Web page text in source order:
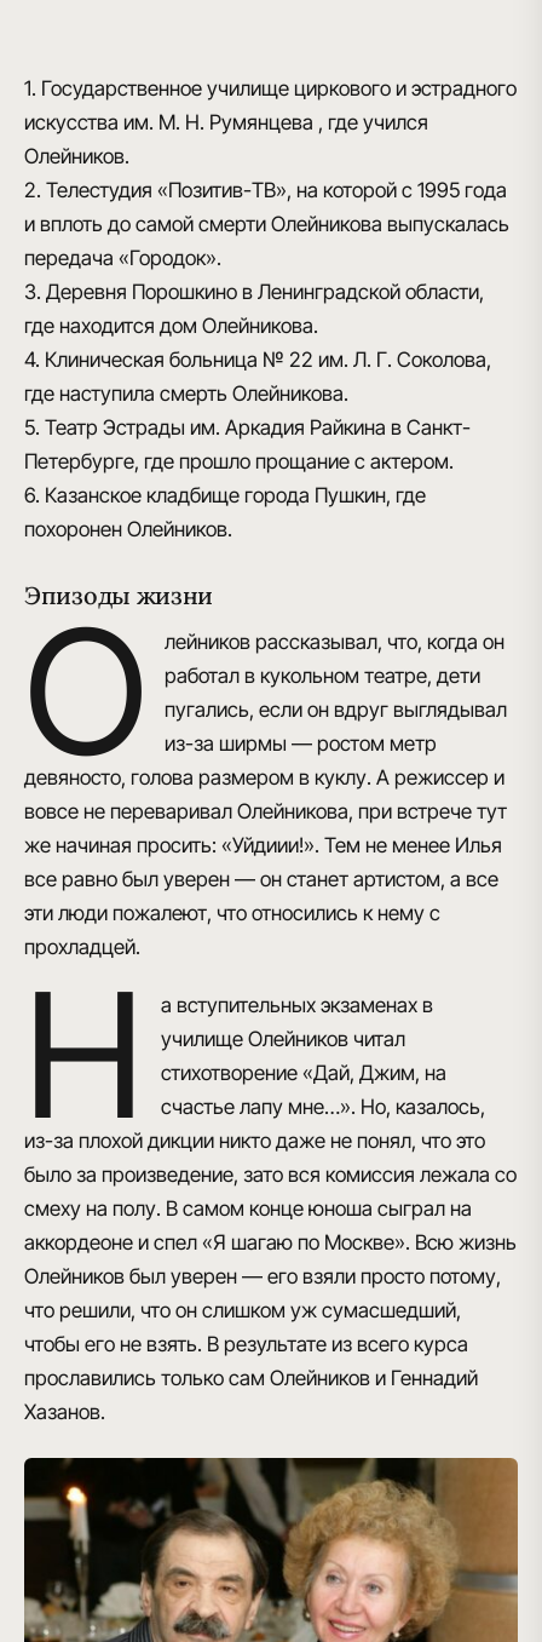
1. Государственное училище циркового и эстрадного
искусства им. М. Н. Румянцева , где учился
Олейников.
2. Телестудия «Позитив-ТВ», на которой с 1995 года
и вплоть до самой смерти Олейникова выпускалась
передача «Городок».
3. Деревня Порошкино в Ленинградской области,
где находится дом Олейникова.
4. Клиническая больница № 22 им. Л. Г. Соколова,
где наступила смерть Олейникова.
5. Театр Эстрады им. Аркадия Райкина в Санкт-
Петербурге, где прошло прощание с актером.
6. Казанское кладбище города Пушкин, где
похоронен Олейников.
Эпизоды жизни
О
лейников рассказывал, что, когда он
работал в кукольном театре, дети
пугались, если он вдруг выглядывал
из-за ширмы — ростом метр
девяносто, голова размером в куклу. А режиссер и
вовсе не переваривал Олейникова, при встрече тут
же начиная просить: «Уйдиии!». Тем не менее Илья
все равно был уверен — он станет артистом, а все
эти люди пожалеют, что относились к нему с
прохладцей.
Н
а вступительных экзаменах в
училище Олейников читал
стихотворение «Дай, Джим, на
счастье лапу мне…». Но, казалось,
из-за плохой дикции никто даже не понял, что это
было за произведение, зато вся комиссия лежала со
смеху на полу. В самом конце юноша сыграл на
аккордеоне и спел «Я шагаю по Москве». Всю жизнь
Олейников был уверен — его взяли просто потому,
что решили, что он слишком уж сумасшедший,
чтобы его не взять. В результате из всего курса
прославились только сам Олейников и Геннадий
Хазанов.